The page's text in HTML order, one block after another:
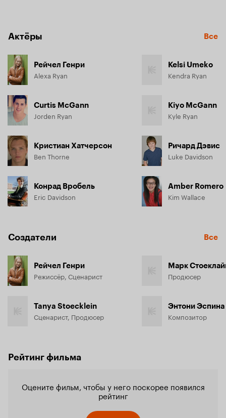
Актёры Все
Рейчел Генри
Alexa Ryan
Curtis McGann
Jorden Ryan
Кристиан Хатчерсон
Ben Thorne
Конрад Вробель
Eric Davidson
Kelsi Umeko
Kendra Ryan
Kiyo McGann
Kyle Ryan
Ричард Дэвис
Luke Davidson
Amber Romero
Kim Wallace
Создатели Все
Рейчел Генри
Режиссёр, Сценарист
Tanya Stoecklein
Сценарист, Продюсер
Марк
Продюсер
Энтони Эспина
Композитор
Рейтинг фильма
Оцените фильм, чтобы у него поскорее появился
рейтинг